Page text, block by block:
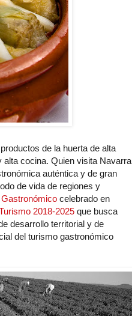
de la huerta de alta
alta cocina. Quien visita Navarra
auténtica y de gran
de vida de regiones y
celebrado en
2018-2025 que busca
desarrollo territorial y de
del turismo gastronómico